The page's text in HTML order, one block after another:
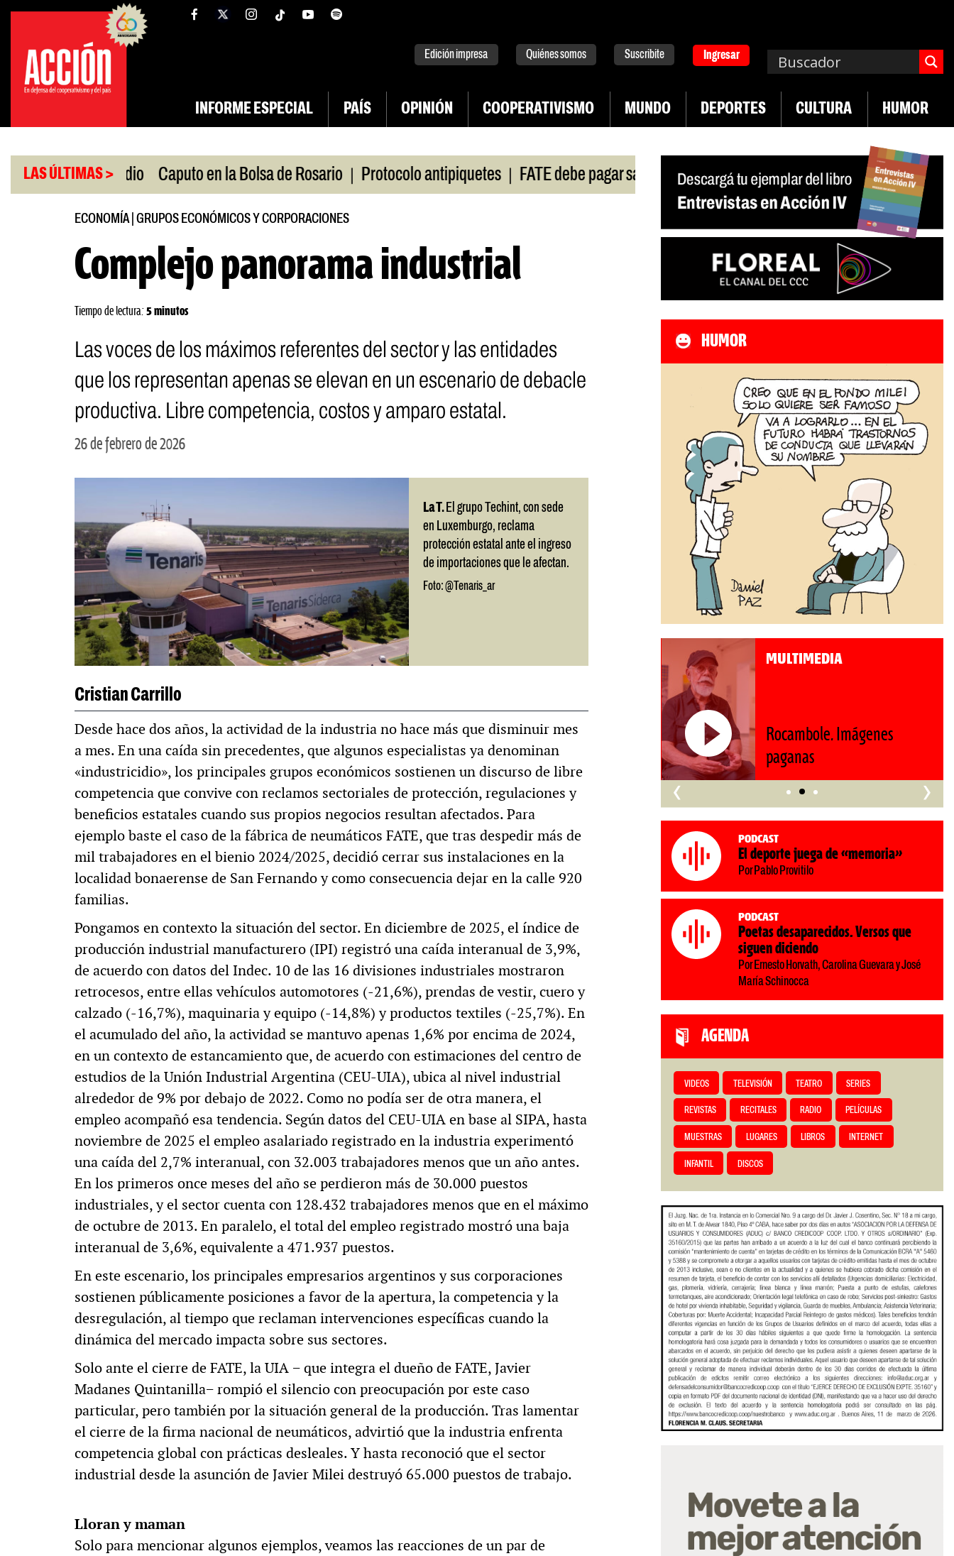
Saltar
contenido
facebooktwitterinstagram
Edición impresa Quiénes somos Suscribite Ingresar
INFORME ESPECIAL PAÍS OPINIÓN COOPERATIVISMO MUNDO DEPORTES CULTURA HUMOR
LAS ÚLTIMAS >
Oriente Medio Caputo en la Bolsa de Rosario | Protocolo antipiquetes | FATE debe pagar salarios Plan de lucha de UTEP | Exportaciones del agro
ECONOMÍA| GRUPOS ECONÓMICOS Y CORPORACIONES
Complejo panorama industrial
Tiempo de lectura: 5 minutos
Las voces de los máximos referentes del sector y las entidades
que los representan apenas se elevan en un escenario de debacle
productiva. Libre competencia, costos y amparo estatal.
26 de febrero de 2026
La T. El grupo Techint, con sede
en Luxemburgo, reclama
protección estatal ante el ingreso
de importaciones que le afectan.
Foto: @Tenaris_ar
Cristian Carrillo
Desde hace dos años, la actividad de la industria no hace más que disminuir mes
a mes. En una caída sin precedentes, que algunos especialistas ya denominan
«industricidio», los principales grupos económicos sostienen un discurso de libre
competencia que convive con reclamos sectoriales de protección, regulaciones y
beneficios estatales cuando sus propios negocios resultan afectados. Para
ejemplo baste el caso de la fábrica de neumáticos FATE, que tras despedir más de
mil trabajadores en el bienio 2024/2025, decidió cerrar sus instalaciones en la
localidad bonaerense de San Fernando y como consecuencia dejar en la calle 920
familias.
Pongamos en contexto la situación del sector. En diciembre de 2025, el índice de
producción industrial manufacturero (IPI) registró una caída interanual de 3,9%,
de acuerdo con datos del Indec. 10 de las 16 divisiones industriales mostraron
retrocesos, entre ellas vehículos automotores (-21,6%), prendas de vestir, cuero y
calzado (-16,7%), maquinaria y equipo (-14,8%) y productos textiles (-25,7%). En
el acumulado del año, la actividad se mantuvo apenas 1,6% por encima de 2024,
en un contexto de estancamiento que, de acuerdo con estimaciones del centro de
estudios de la Unión Industrial Argentina (CEU-UIA), ubica al nivel industrial
alrededor de 9% por debajo de 2022. Como no podía ser de otra manera, el
empleo acompañó esa tendencia. Según datos del CEU-UIA en base al SIPA, hasta
noviembre de 2025 el empleo asalariado registrado en la industria experimentó
una caída del 2,7% interanual, con 32.003 trabajadores menos que un año antes.
En los primeros once meses del año se perdieron más de 30.000 puestos
industriales, y el sector cuenta con 128.432 trabajadores menos que en el máximo
de octubre de 2013. En paralelo, el total del empleo registrado mostró una baja
interanual de 3,6%, equivalente a 471.937 puestos.
En este escenario, los principales empresarios argentinos y sus corporaciones
sostienen públicamente posiciones a favor de la apertura, la competencia y la
desregulación, al tiempo que reclaman intervenciones específicas cuando la
dinámica del mercado impacta sobre sus sectores.
Solo ante el cierre de FATE, la UIA − que integra el dueño de FATE, Javier
Madanes Quintanilla− rompió el silencio con preocupación por este caso
particular, pero también por la situación general de la producción. Tras lamentar
el cierre de la firma nacional de neumáticos, advirtió que la industria enfrenta
competencia global con prácticas desleales. Y hasta reconoció que el sector
industrial desde la asunción de Javier Milei destruyó 65.000 puestos de trabajo.
Lloran y maman
Solo para mencionar algunos ejemplos, veamos las reacciones de un par de
HUMOR
«La reforma
MULTIMEDIA
60º aniversario de Acción.
Periodismo con historia
Rocambole. Imágenes
paganas
MULTIMEDIA
Roberto Pompa. «La reforma
nos retrocede al siglo XIX»
‹ ›
Podcast
El deporte juega de «memoria»
Por Pablo Provitilo
Podcast
Poetas desaparecidos. Versos que
siguen diciendo
Por Ernesto Horvath, Carolina Guevara y José
María Schinocca
AGENDA
VIDEOS TELEVISIÓN TEATRO SERIES
REVISTAS RECITALES RADIO PELÍCULAS
MUESTRAS LUGARES LIBROS INTERNET
INFANTIL DISCOS